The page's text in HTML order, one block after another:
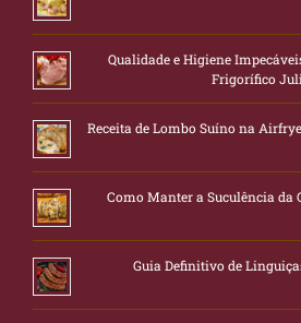
Qualidade e Higiene
Frigorífico
Receita de Lombo Suíno na
Como Manter a Suculência da
Guia Definitivo de